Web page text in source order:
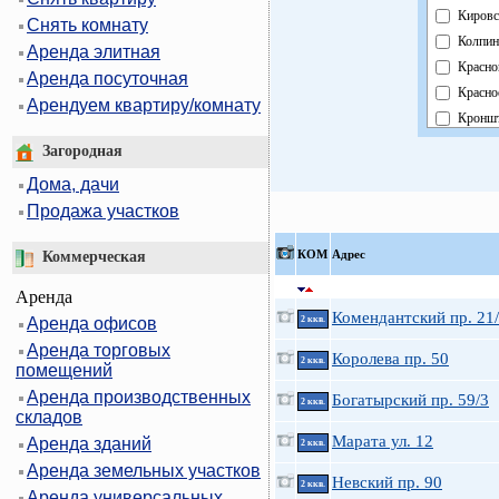
Снять комнату
Аренда элитная
Аренда посуточная
Арендуем квартиру/комнату
Загородная
Дома, дачи
Продажа участков
Коммерческая
Аренда
Аренда офисов
Аренда торговых
помещений
Аренда производственных
складов
Аренда зданий
Аренда земельных участков
КOМ Адрес
2 ккв. Комендантский пр.
2 ккв. Королева пр. 50
2 ккв. Богатырский пр. 59/3
2 ккв. Марата ул. 12
2 ккв. Невский пр. 90